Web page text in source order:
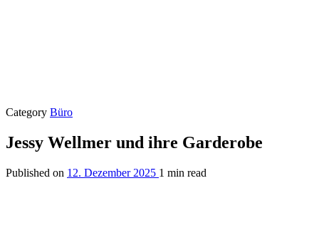
Category Büro
Jessy Wellmer und ihre Garderobe
Published on 12. Dezember 2025 1 min read